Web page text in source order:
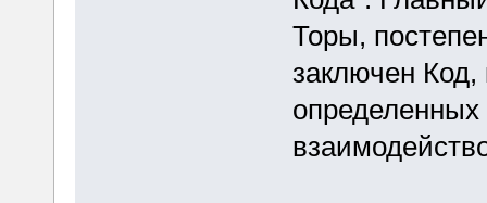
Торы,
заключен Код,
определенных